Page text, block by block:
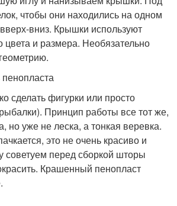
чтобы они находились на одном
вниз. Крышки используют
цвета и размера. Необязательно
сделать фигурки или просто
Принцип работы все тот же,
но уже не леска, а тонкая веревка.
это не очень красиво и
советуем перед сборкой шторы
Крашенный пенопласт